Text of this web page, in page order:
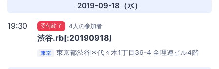
2019-09-18（水）
19:30 受付終了 4人の参加者
渋谷.rb[:20190918]
東京
東京都渋谷区代々木1丁目36-4 全理連ビル4階